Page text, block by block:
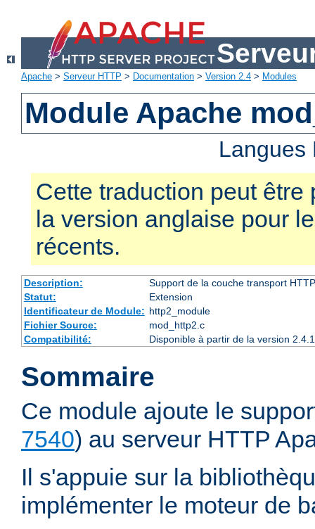
Apache > Serveur HTTP > Documentation > Version 2.4 > Modules
Module Apache
Cette traduction peut être
la version anglaise pour
récents.
Description:
Support de la couche transport
Statut:
Extension
Identificateur de Module: http2_module
Fichier Source:
mod_http2.c
Compatibilité:
Disponible à partir de la version
Sommaire
Ce module ajoute le
7540) au serveur HTTP
Il s'appuie sur la
implémenter le moteur de